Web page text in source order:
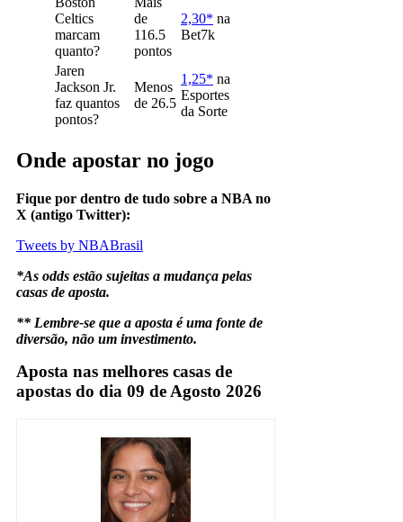
Celtics
marcam
quanto?
de
116.5
pontos
2,30* na
Bet7k
Jaren
Jackson Jr.
faz quantos
pontos?
Menos
de 26.5
1,25* na
Esportes
da Sorte
Onde apostar no jogo
Fique por dentro de tudo sobre a NBA no
X (antigo Twitter):
Tweets by NBABrasil
*As odds estão sujeitas a mudança pelas
casas de aposta.
** Lembre-se que a aposta é uma fonte de
diversão, não um investimento.
Aposta nas melhores casas de
apostas do dia 09 de Agosto 2026